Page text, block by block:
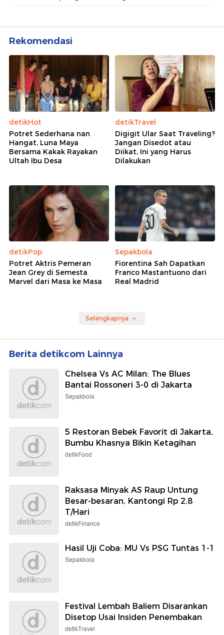
Rekomendasi
detikHot
Potret Sederhana nan
Hangat, Luna Maya
Bersama Kakak Rayakan
Ultah Ibu Desa
detikTravel
Digigit Ular Saat Traveling?
Jangan Disedot atau
Diikat, Ini yang Harus
Dilakukan
detikPop
Potret Aktris Pemeran
Jean Grey di Semesta
Marvel dari Masa ke Masa
Sepakbola
Fiorentina Sah Dapatkan
Franco Mastantuono dari
Real Madrid
Selengkapnya
Berita detikcom Lainnya
Chelsea Vs AC Milan: The Blues
Bantai Rossoneri 3-0 di Jakarta
Sepakbola
5 Restoran Bebek Favorit di Jakarta,
Bumbu Khasnya Bikin Ketagihan
detikFood
Raksasa Minyak AS Raup Untung
Besar-besaran, Kantongi Rp 2,8
T/Hari
detikFinance
Hasil Uji Coba: MU Vs PSG Tuntas 1-1
Sepakbola
Festival Lembah Baliem Disarankan
Disetop Usai Insiden Penembakan
detikTravel